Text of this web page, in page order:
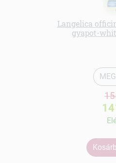
Langelica
gyapot-